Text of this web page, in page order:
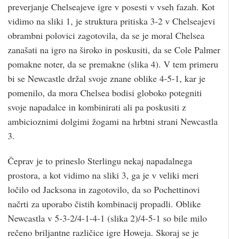
preverjanje Chelseajeve igre v posesti v vseh fazah. Kot
vidimo na sliki 1, je struktura pritiska 3-2 v Chelseajevi
obrambni polovici zagotovila, da se je moral Chelsea
zanašati na igro na široko in poskusiti, da se Cole Palmer
pomakne noter, da se premakne (slika 4). V tem primeru
bi se Newcastle držal svoje znane oblike 4-5-1, kar je
pomenilo, da mora Chelsea bodisi globoko potegniti
svoje napadalce in kombinirati ali pa poskusiti z
ambicioznimi dolgimi žogami na hrbtni strani Newcastla
3.
Čeprav je to prineslo Sterlingu nekaj napadalnega
prostora, a kot vidimo na sliki 3, ga je v veliki meri
ločilo od Jacksona in zagotovilo, da so Pochettinovi
načrti za uporabo čistih kombinacij propadli. Oblike
Newcastla v 5-3-2/4-1-4-1 (slika 2)/4-5-1 so bile milo
rečeno briljantne različice igre Howeja. Skoraj se je